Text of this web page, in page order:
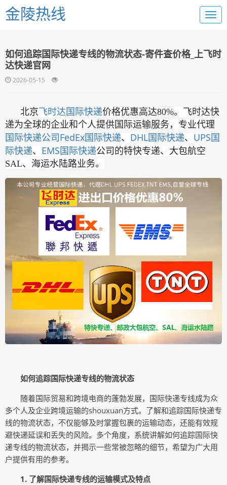
金陵热线
如何追踪国际快递专线的物流状态-寄件查价格_上飞时
达快递官网
2026-05-15
北京 飞时达国际快递价格优惠高达80%。飞时达快
递为全球的企业和个人提供国际运输服务，专业代理
国际快递公司FedEx国际快递、 DHL国际快递、 UPS国
际快递、 EMS国际快递公司的特快专递、大包航空
SAL、海运水陆路业务。
如何追踪国际快递专线的物流状态
随着国际贸易和跨境电商的蓬勃发展，国际快递专线成为众
多个人及企业跨境运输的shouxuan方式。了解和追踪国际快递专
线的物流状态，不仅能够及时掌握包裹的运输动态，还能有效规
避快递延误和丢失的风险。多个角度，系统讲解如何追踪国际快
递专线的物流状态，并揭示一些常被忽略的细节，希望为广大用
户提供有用的参考。
1. 了解国际快递专线的运输模式及特点